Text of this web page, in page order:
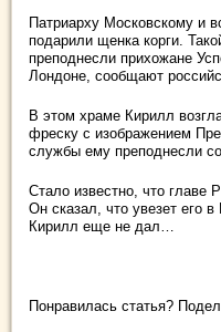
Патриарху Московскому и
подарили щенка корги.
преподнесли прихожане
Лондоне, сообщают
В этом храме Кирилл
фреску с изображением
службы ему преподнесли
Стало известно, что главе
Он сказал, что увезет его
Кирилл еще не дал…
Понравилась статья?